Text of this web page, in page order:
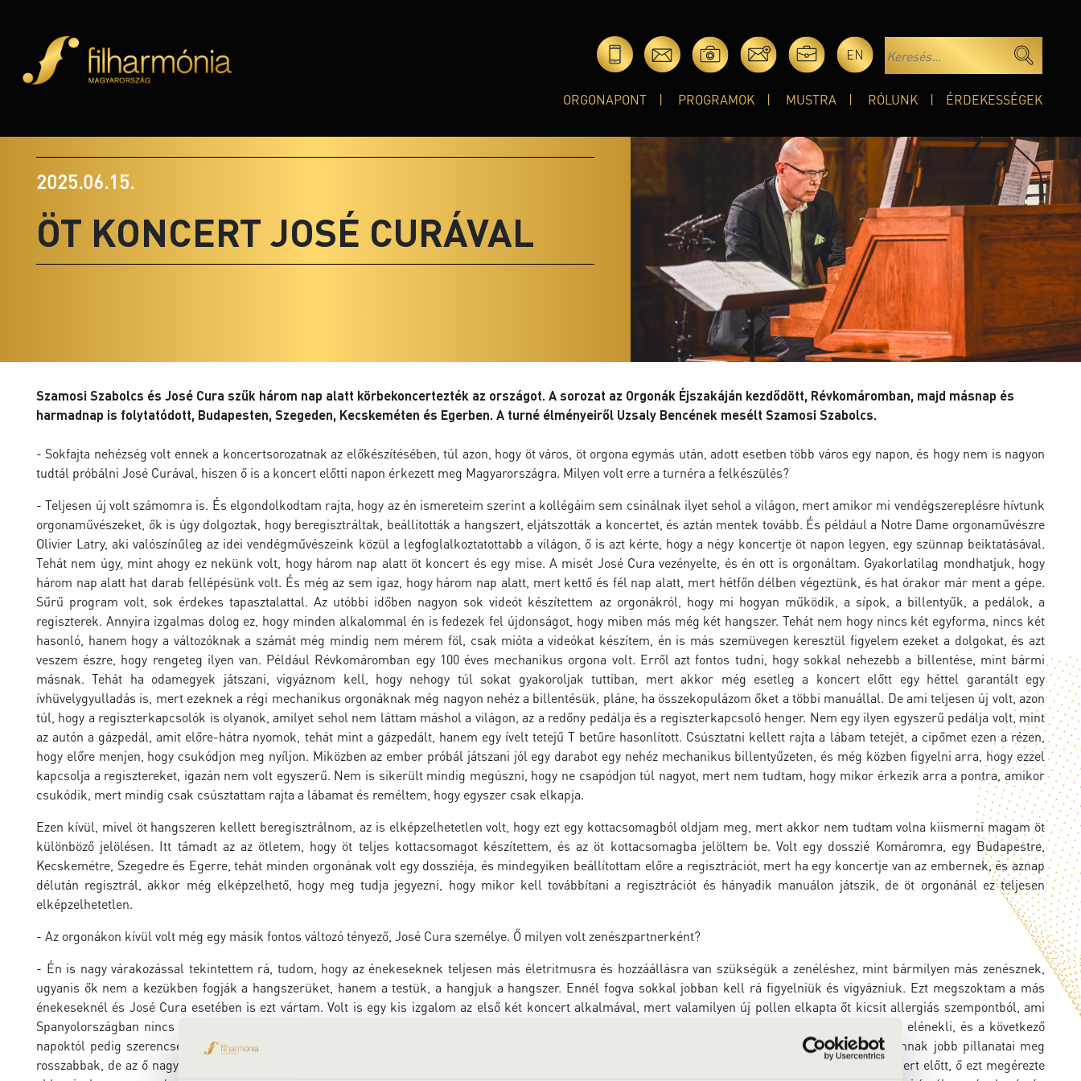
EN
ORGONAPONT PROGRAMOK MUSTRA RÓLUNK ÉRDEKESSÉGEK
2025.06.15.
ÖT KONCERT JOSÉ CURÁVAL
Szamosi Szabolcs és José Cura szűk három nap alatt körbekoncertezték az országot. A sorozat az Orgonák Éjszakáján kezdődött, Révkomáromban, majd másnap és
harmadnap is folytatódott, Budapesten, Szegeden, Kecskeméten és Egerben. A turné élményeiről Uzsaly Bencének mesélt Szamosi Szabolcs.
- Sokfajta nehézség volt ennek a koncertsorozatnak az előkészítésében, túl azon, hogy öt város, öt orgona egymás után, adott esetben több város egy napon, és hogy nem is nagyon
tudtál próbálni José Curával, hiszen ő is a koncert előtti napon érkezett meg Magyarországra. Milyen volt erre a turnéra a felkészülés?
- Teljesen új volt számomra is. És elgondolkodtam rajta, hogy az én ismereteim szerint a kollégáim sem csinálnak ilyet sehol a világon, mert amikor mi vendégszereplésre hívtunk
orgonaművészeket, ők is úgy dolgoztak, hogy beregisztráltak, beállították a hangszert, eljátszották a koncertet, és aztán mentek tovább. És például a Notre Dame orgonaművészre
Olivier Latry, aki valószínűleg az idei vendégművészeink közül a legfoglalkoztatottabb a világon, ő is azt kérte, hogy a négy koncertje öt napon legyen, egy szünnap beiktatásával.
Tehát nem úgy, mint ahogy ez nekünk volt, hogy három nap alatt öt koncert és egy mise. A misét José Cura vezényelte, és én ott is orgonáltam. Gyakorlatilag mondhatjuk, hogy
három nap alatt hat darab fellépésünk volt. És még az sem igaz, hogy három nap alatt, mert kettő és fél nap alatt, mert hétfőn délben végeztünk, és hat órakor már ment a gépe.
Sűrű program volt, sok érdekes tapasztalattal. Az utóbbi időben nagyon sok videót készítettem az orgonákról, hogy mi hogyan működik, a sípok, a billentyűk, a pedálok, a
regiszterek. Annyira izgalmas dolog ez, hogy minden alkalommal én is fedezek fel újdonságot, hogy miben más még két hangszer. Tehát nem hogy nincs két egyforma, nincs két
hasonló, hanem hogy a változóknak a számát még mindig nem mérem föl, csak mióta a videókat készítem, én is más szemüvegen keresztül figyelem ezeket a dolgokat, és azt
veszem észre, hogy rengeteg ilyen van. Például Révkomáromban egy 100 éves mechanikus orgona volt. Erről azt fontos tudni, hogy sokkal nehezebb a billentése, mint bármi
másnak. Tehát ha odamegyek játszani, vigyáznom kell, hogy nehogy túl sokat gyakoroljak tuttiban, mert akkor még esetleg a koncert előtt egy héttel garantált egy
ívhüvelygyulladás is, mert ezeknek a régi mechanikus orgonáknak még nagyon nehéz a billentésük, pláne, ha összekopulázom őket a többi manuállal. De ami teljesen új volt, azon
túl, hogy a regiszterkapcsolók is olyanok, amilyet sehol nem láttam máshol a világon, az a redőny pedálja és a regiszterkapcsoló henger. Nem egy ilyen egyszerű pedálja volt, mint
az autón a gázpedál, amit előre-hátra nyomok, tehát mint a gázpedált, hanem egy ívelt tetejű T betűre hasonlított. Csúsztatni kellett rajta a lábam tetejét, a cipőmet ezen a rézen,
hogy előre menjen, hogy csukódjon meg nyíljon. Miközben az ember próbál játszani jól egy darabot egy nehéz mechanikus billentyűzeten, és még közben figyelni arra, hogy ezzel
kapcsolja a regisztereket, igazán nem volt egyszerű. Nem is sikerült mindig megúszni, hogy ne csapódjon túl nagyot, mert nem tudtam, hogy mikor érkezik arra a pontra, amikor
csukódik, mert mindig csak csúsztattam rajta a lábamat és reméltem, hogy egyszer csak elkapja.
Ezen kívül, mivel öt hangszeren kellett beregisztrálnom, az is elképzelhetetlen volt, hogy ezt egy kottacsomagból oldjam meg, mert akkor nem tudtam volna kiismerni magam öt
különböző jelölésen. Itt támadt az az ötletem, hogy öt teljes kottacsomagot készítettem, és az öt kottacsomagba jelöltem be. Volt egy dosszié Komáromra, egy Budapestre,
Kecskemétre, Szegedre és Egerre, tehát minden orgonának volt egy dossziéja, és mindegyiken beállítottam előre a regisztrációt, mert ha egy koncertje van az embernek, és aznap
délután regisztrál, akkor még elképzelhető, hogy meg tudja jegyezni, hogy mikor kell továbbítani a regisztrációt és hányadik manuálon játszik, de öt orgonánál ez teljesen
elképzelhetetlen.
- Az orgonákon kívül volt még egy másik fontos változó tényező, José Cura személye. Ő milyen volt zenészpartnerként?
- Én is nagy várakozással tekintettem rá, tudom, hogy az énekeseknek teljesen más életritmusra és hozzáállásra van szükségük a zenéléshez, mint bármilyen más zenésznek,
ugyanis ők nem a kezükben fogják a hangszerüket, hanem a testük, a hangjuk a hangszer. Ennél fogva sokkal jobban kell rá figyelniük és vigyázniuk. Ezt megszoktam a más
énekeseknél és José Cura esetében is ezt vártam. Volt is egy kis izgalom az első két koncert alkalmával, mert valamilyen új pollen elkapta őt kicsit allergiás szempontból, ami
Spanyolországban nincs és Magyarországon van. Izgultunk, hogy lehet, hogy az egyik áriát ki kell vennünk a műsorból, de végül is úgy döntött, hogy elénekli, és a következő
napoktól pedig szerencsére alkalmazkodott a környezethez. Ami még szintén különleges volt, hogy az embernek ilyen fokozott terhelésnél nyilván vannak jobb pillanatai meg
rosszabbak, de az ő nagyságát bizonyítja, hogy amikor esetleg nekem volt egy olyan rosszabb érzésem, hogy nem voltam olyan vidám, jókedvű egy koncert előtt, ő ezt megérezte